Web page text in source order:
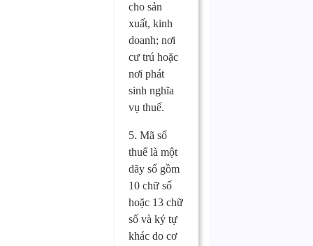
cho sản
xuất, kinh
doanh; nơi
cư trú hoặc
nơi phát
sinh nghĩa
vụ thuế.
5. Mã số
thuế là một
dãy số gồm
10 chữ số
hoặc 13 chữ
số và ký tự
khác do cơ